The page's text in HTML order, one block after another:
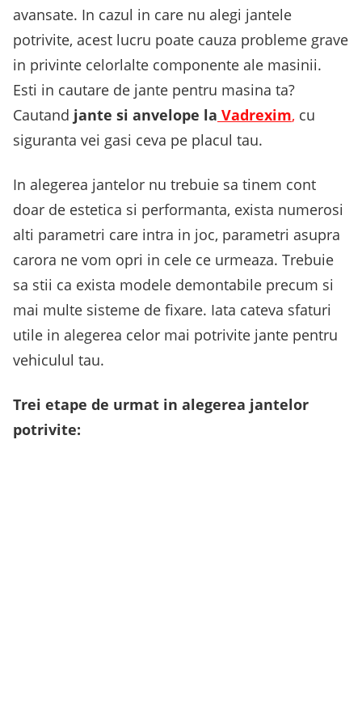
avansate. In cazul in care nu alegi jantele
potrivite, acest lucru poate cauza probleme grave
in privinte celorlalte componente ale masinii.
Esti in cautare de jante pentru masina ta?
Cautand jante si anvelope la Vadrexim, cu
siguranta vei gasi ceva pe placul tau.
In alegerea jantelor nu trebuie sa tinem cont
doar de estetica si performanta, exista numerosi
alti parametri care intra in joc, parametri asupra
carora ne vom opri in cele ce urmeaza. Trebuie
sa stii ca exista modele demontabile precum si
mai multe sisteme de fixare. Iata cateva sfaturi
utile in alegerea celor mai potrivite jante pentru
vehiculul tau.
Trei etape de urmat in alegerea jantelor
potrivite: